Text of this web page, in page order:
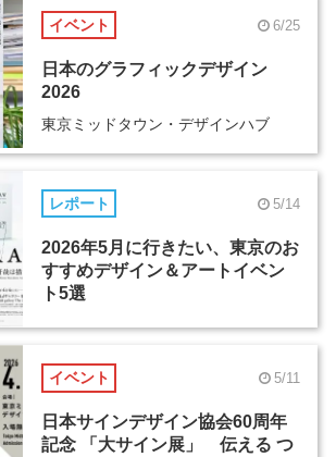
イベント 6/25
日本のグラフィックデザイン
2026
東京ミッドタウン・デザインハブ
レポート 5/14
2026年5月に行きたい、東京のお
すすめデザイン＆アートイベン
ト5選
イベント 5/11
日本サインデザイン協会60周年
記念 「大サイン展」 伝える つ